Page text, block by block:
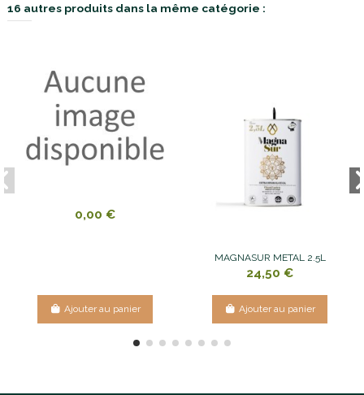
16 autres produits dans la même catégorie :
0,00 €
Ajouter au panier
MAGNASUR METAL 2.5L
24,50 €
Ajouter au panier